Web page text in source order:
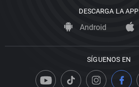
DESCARGA LA APP
Android
SÍGUENOS EN